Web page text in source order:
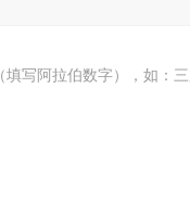
填写阿拉伯数字），如：